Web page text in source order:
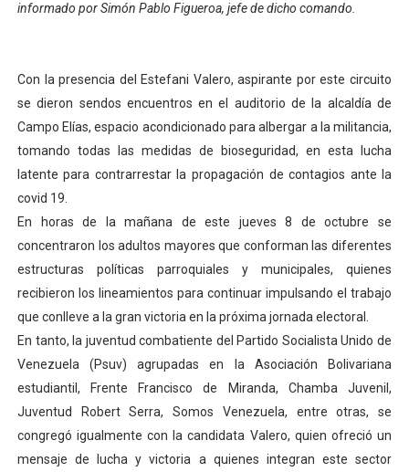
Gobernación de Mérida fortalece el desarrollo
Fortalecen formación académica de médicos en
Fortaleciendo la economía comunal en El Vigía con
Campo Elías consolida plan de bacheo en el sector La
Fundecem inició con éxito el taller vacacional de
El Lactario del Iahula celebra la Semana Mundial de la
Plan Vacacional "Venezuela Ríe 2026" brinda
Inicia el plan vacacional Venezuela Renace en el
informado por Simón Pablo Figueroa, jefe de dicho comando.
Con la presencia del Estefani Valero, aspirante por este circuito
se dieron sendos encuentros en el auditorio de la alcaldía de
Campo Elías, espacio acondicionado para albergar a la militancia,
tomando todas las medidas de bioseguridad, en esta lucha
latente para contrarrestar la propagación de contagios ante la
covid 19.
En horas de la mañana de este jueves 8 de octubre se
concentraron los adultos mayores que conforman las diferentes
estructuras políticas parroquiales y municipales, quienes
recibieron los lineamientos para continuar impulsando el trabajo
que conlleve a la gran victoria en la próxima jornada electoral.
En tanto, la juventud combatiente del Partido Socialista Unido de
Venezuela (Psuv) agrupadas en la Asociación Bolivariana
estudiantil, Frente Francisco de Miranda, Chamba Juvenil,
Juventud Robert Serra, Somos Venezuela, entre otras, se
congregó igualmente con la candidata Valero, quien ofreció un
mensaje de lucha y victoria a quienes integran este sector